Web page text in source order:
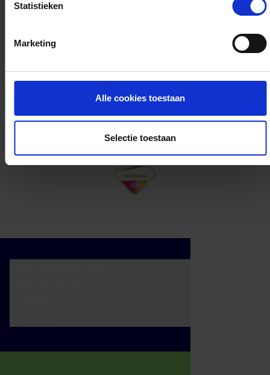
Statistieken
Marketing
Alle cookies toestaan
Selectie toestaan
cadeaukaart in delen uitgeven.